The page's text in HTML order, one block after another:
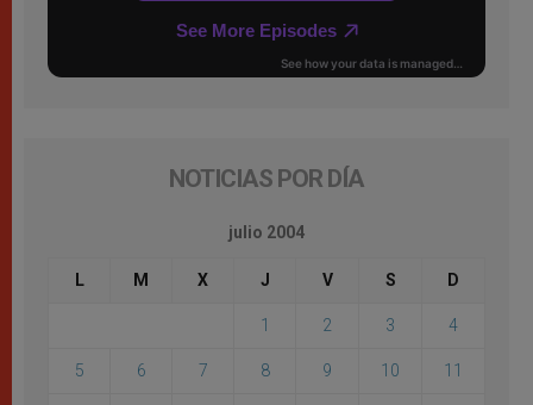
NOTICIAS POR DÍA
julio 2004
L M X J V S D
1 2 3 4
5 6 7 8 9 10 11